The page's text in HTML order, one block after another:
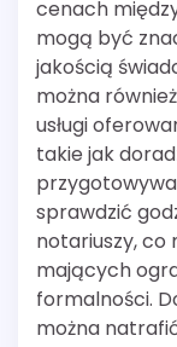
cenach
mogą być
jakością
można
usługi
takie jak
sprawdzić
notariuszy, co
mających
formalności.
można